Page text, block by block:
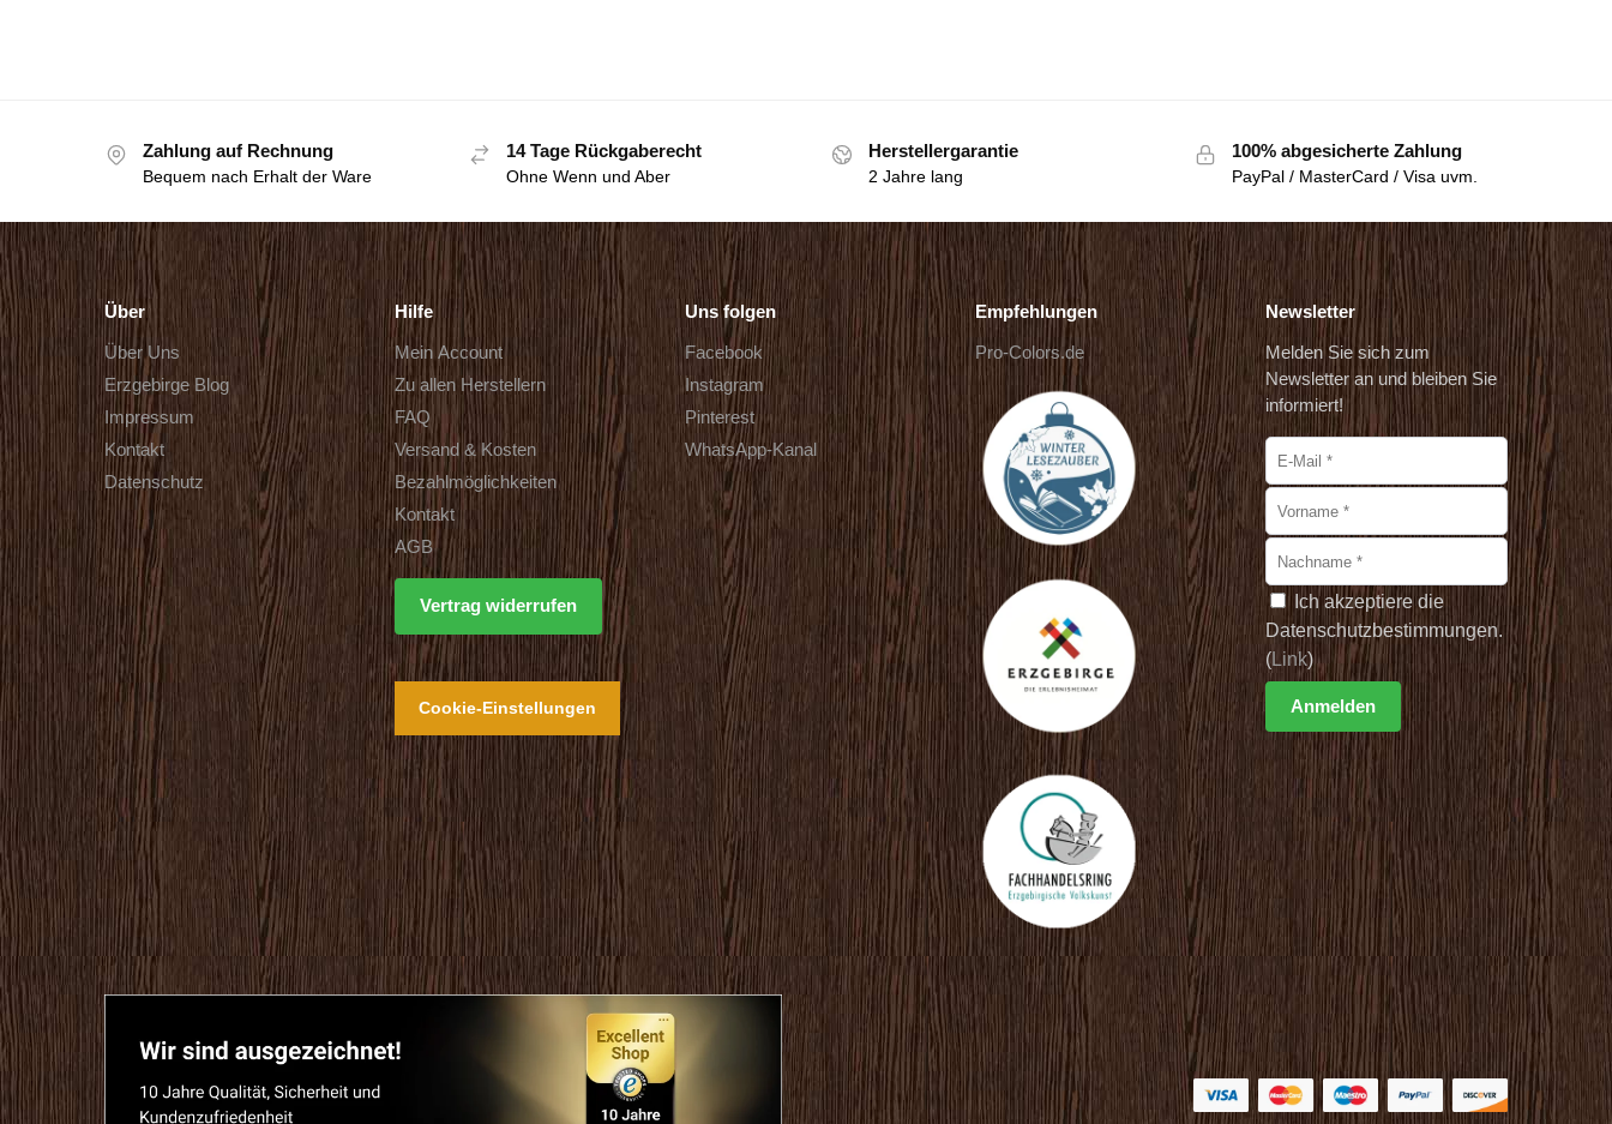
Zahlung auf Rechnung
Bequem nach Erhalt der Ware
14 Tage Rückgaberecht
Ohne Wenn und Aber
Herstellergarantie
2 Jahre lang
100% abgesicherte Zahlung
PayPal / MasterCard / Visa uvm.
Über
Über Uns
Erzgebirge Blog
Impressum
Kontakt
Datenschutz
Hilfe
Mein Account
Zu allen Herstellern
FAQ
Versand & Kosten
Bezahlmöglichkeiten
Kontakt
AGB
Vertrag widerrufen
Cookie-Einstellungen
Uns folgen
Facebook
Instagram
Pinterest
WhatsApp-Kanal
Empfehlungen
Pro-Colors.de
Newsletter
Melden Sie sich zum
Newsletter an und bleiben Sie
informiert!
Ich akzeptiere die
Datenschutzbestimmungen.
(Link)